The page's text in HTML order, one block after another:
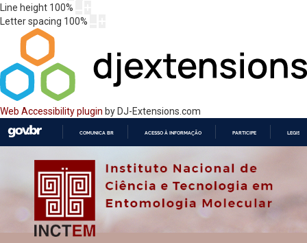
Line height 100%
Letter spacing 100%
Web Accessibility plugin by DJ-Extensions.com
O
COMUNICA BR ACESSO À INFORMAÇÃO PARTICIPE